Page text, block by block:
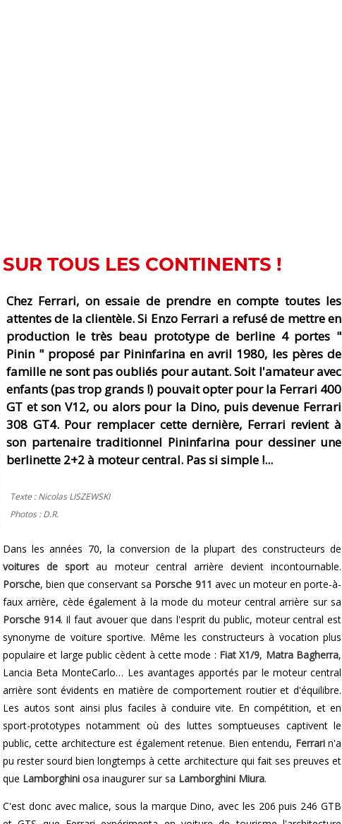
SUR TOUS LES CONTINENTS !
Chez Ferrari, on essaie de prendre en compte toutes les
attentes de la clientèle. Si Enzo Ferrari a refusé de mettre en
production le très beau prototype de berline 4 portes "
Pinin " proposé par Pininfarina en avril 1980, les pères de
famille ne sont pas oubliés pour autant. Soit l'amateur avec
enfants (pas trop grands !) pouvait opter pour la Ferrari 400
GT et son V12, ou alors pour la Dino, puis devenue Ferrari
308 GT4. Pour remplacer cette dernière, Ferrari revient à
son partenaire traditionnel Pininfarina pour dessiner une
berlinette 2+2 à moteur central. Pas si simple !...
Texte : Nicolas LISZEWSKI
Photos : D.R.
Dans les années 70, la conversion de la plupart des constructeurs de
voitures de sport au moteur central arrière devient incontournable.
Porsche, bien que conservant sa Porsche 911 avec un moteur en porte-à-
faux arrière, cède également à la mode du moteur central arrière sur sa
Porsche 914. Il faut avouer que dans l'esprit du public, moteur central est
synonyme de voiture sportive. Même les constructeurs à vocation plus
populaire et large public cèdent à cette mode : Fiat X1/9, Matra Bagherra,
Lancia Beta MonteCarlo… Les avantages apportés par le moteur central
arrière sont évidents en matière de comportement routier et d'équilibre.
Les autos sont ainsi plus faciles à conduire vite. En compétition, et en
sport-prototypes notamment où des luttes somptueuses captivent le
public, cette architecture est également retenue. Bien entendu, Ferrarin'a
pu rester sourd bien longtemps à cette architecture qui fait ses preuves et
que Lamborghini osa inaugurer sur sa Lamborghini Miura.
C'est donc avec malice, sous la marque Dino, avec les 206 puis 246 GTB